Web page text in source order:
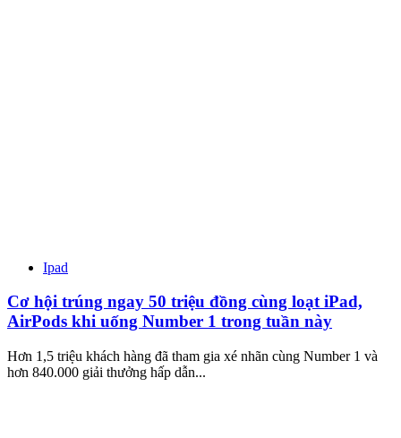
Ipad
Cơ hội trúng ngay 50 triệu đồng cùng loạt iPad,
AirPods khi uống Number 1 trong tuần này
Hơn 1,5 triệu khách hàng đã tham gia xé nhãn cùng Number 1 và
hơn 840.000 giải thưởng hấp dẫn...